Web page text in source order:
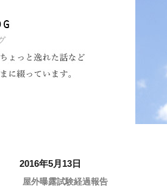
2016年5月13日
屋外曝露試験経過報告